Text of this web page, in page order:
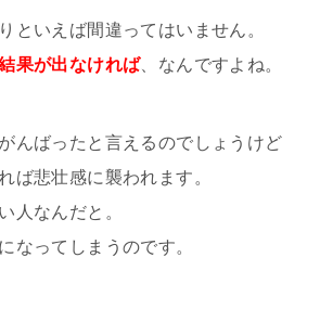
といえば間違ってはいません。
果が出なければ、なんですよね。
んばったと言えるのでしょうけど
ば悲壮感に襲われます。
人なんだと。
なってしまうのです。